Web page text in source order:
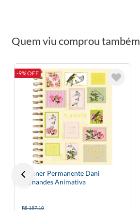
Quem viu comprou também
-9% OFF
Planner Permanente Dani
Fernandes Animativa
R$ 187,10